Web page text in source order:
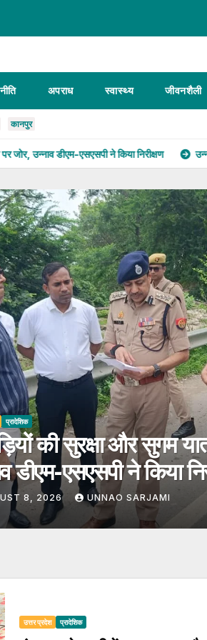
अपराध स्वास्थ्य जीवनशैली
कानपुर
ने किया निरीक्षण उन्नाव में छेड़खानी के
प्रादेशिक
में छेड़खानी के मामले में
गंगाघाट पुलिस ने दबोचा
8, 2026 UNNAO SARJAMI
उत्तर प्रदेश प्रादेशिक